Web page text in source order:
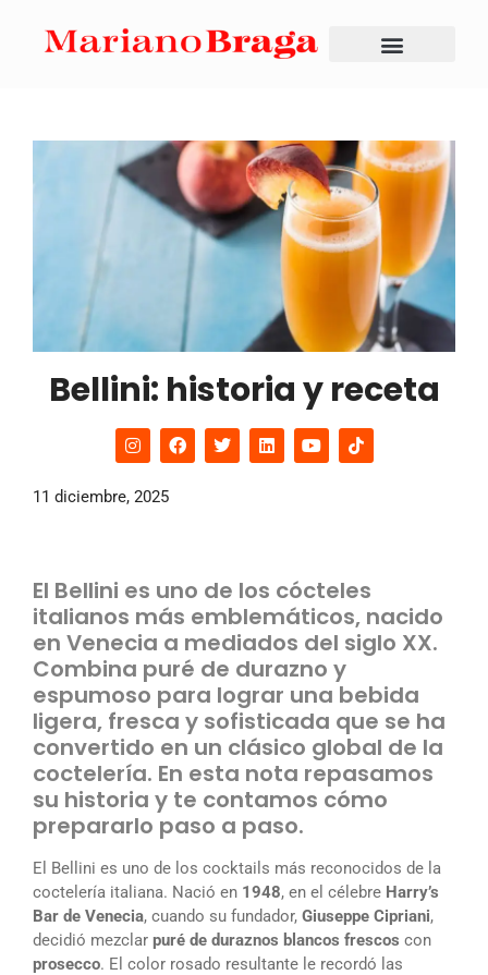
Bellini: historia y receta
11 diciembre, 2025
El Bellini es uno de los cócteles
italianos más emblemáticos, nacido
en Venecia a mediados del siglo XX.
Combina puré de durazno y
espumoso para lograr una bebida
ligera, fresca y sofisticada que se ha
convertido en un clásico global de la
coctelería. En esta nota repasamos
su historia y te contamos cómo
prepararlo paso a paso.
El Bellini es uno de los cocktails más reconocidos de la
coctelería italiana. Nació en 1948, en el célebre Harry’s
Bar de Venecia, cuando su fundador, Giuseppe Cipriani,
decidió mezclar puré de duraznos blancos frescos con
prosecco. El color rosado resultante le recordó las